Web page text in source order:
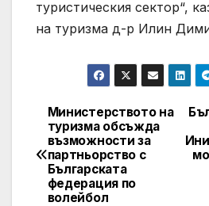
туристическия сектор“,
на туризма д-р Илин
Post
navigation
Министерството на
туризма обсъжда
възможности за
партньорство с
Българската
федерация по
волейбол